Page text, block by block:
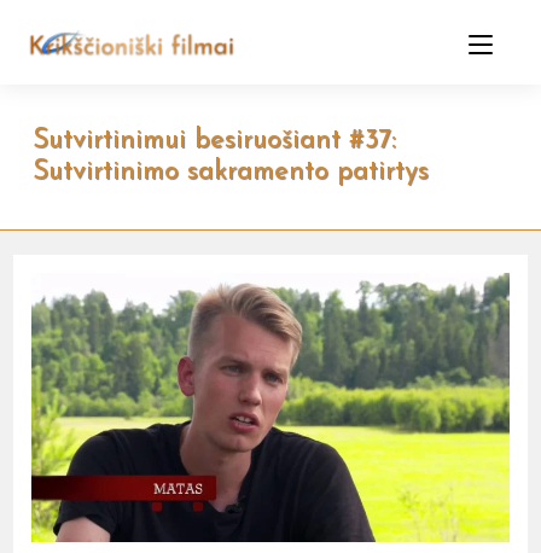
Sutvirtinimui besiruošiant #37:
Sutvirtinimo sakramento patirtys